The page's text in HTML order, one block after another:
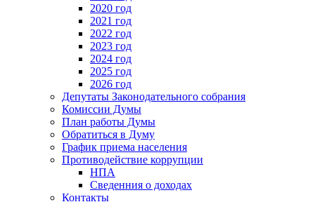
2020 год
2021 год
2022 год
2023 год
2024 год
2025 год
2026 год
Депутаты Законодательного собрания
Комиссии Думы
План работы Думы
Обратиться в Думу
График приема населения
Противодействие коррупции
НПА
Сведенния о доходах
Контакты